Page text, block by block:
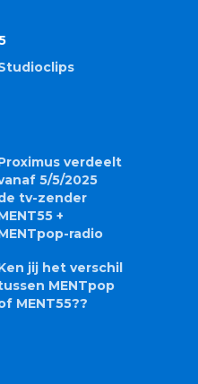
verdeelt
5/5/2025
tv-zender
+
radio
jij het verschil
MENTpop
MENT55??